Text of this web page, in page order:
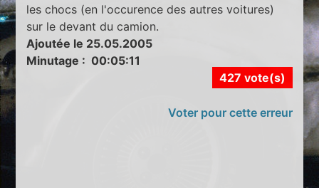
les chocs (en l'occurence des autres voitures)
sur le devant du camion.
Ajoutée le 25.05.2005
Minutage : 00:05:11
427 vote(s)
Voter pour cette erreur